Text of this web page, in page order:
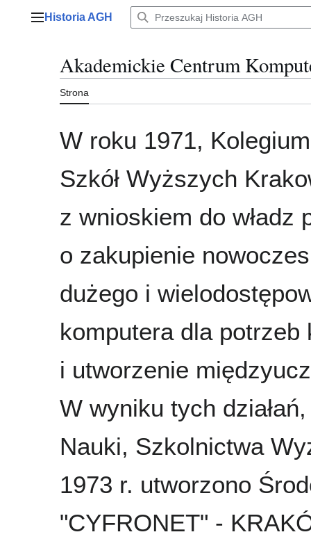
Menu główne
Historia AGH
Akademickie Centrum
Strona
W roku 1971,
Szkół Wyższych
z wnioskiem do władz
o zakupienie
dużego i
komputera dla
i utworzenie
W wyniku tych
Nauki, Szkolnictwa
1973 r. utworzono
"CYFRONET" -